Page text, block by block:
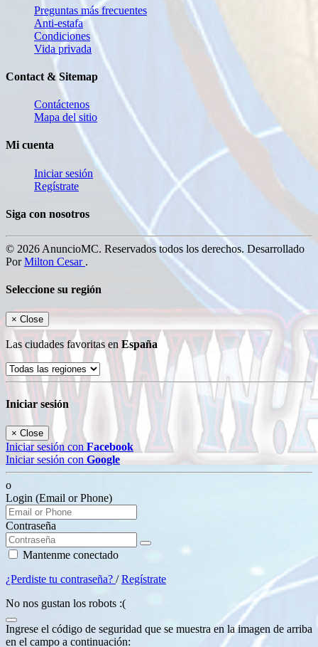
Preguntas más frecuentes
Anti-estafa
Condiciones
Vida privada
Contact & Sitemap
Contáctenos
Mapa del sitio
Mi cuenta
Iniciar sesión
Regístrate
Siga con nosotros
© 2026 AnuncioMC. Reservados todos los derechos. Desarrollado
PorMilton Cesar .
Seleccione su región
× Close
Las ciudades favoritas enEspaña
Iniciar sesión
× Close
Iniciar sesión con Facebook
Iniciar sesión con Google
o
Login (Email or Phone)
Contraseña
Mantenme conectado
¿Perdiste tu contraseña? /Regístrate
No nos gustan los robots :(
Ingrese el código de seguridad que se muestra en la imagen de arriba
en el campo a continuación: